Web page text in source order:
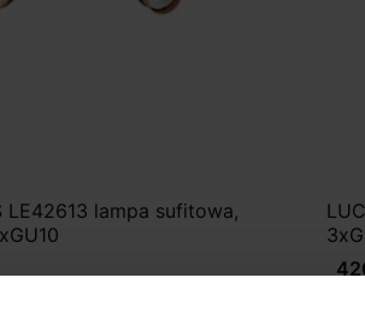
LE42613 lampa sufitowa,